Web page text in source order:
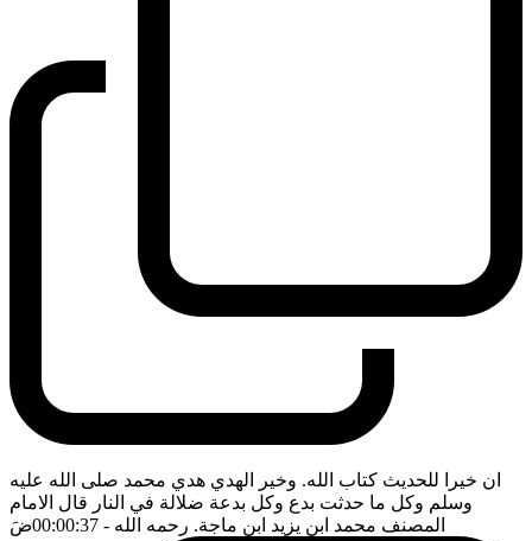
ان خيرا للحديث كتاب الله. وخير الهدي هدي محمد صلى الله عليه
وسلم وكل ما حدثت بدع وكل بدعة ضلالة في النار قال الامام
المصنف محمد ابن يزيد ابن ماجة. رحمه الله - 00:00:37 ضَ